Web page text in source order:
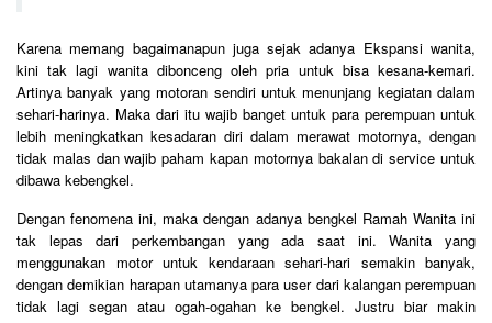
Karena memang bagaimanapun juga sejak adanya Ekspansi wanita,
kini tak lagi wanita dibonceng oleh pria untuk bisa kesana-kemari.
Artinya banyak yang motoran sendiri untuk menunjang kegiatan dalam
sehari-harinya. Maka dari itu wajib banget untuk para perempuan untuk
lebih meningkatkan kesadaran diri dalam merawat motornya, dengan
tidak malas dan wajib paham kapan motornya bakalan di service untuk
dibawa kebengkel.
Dengan fenomena ini, maka dengan adanya bengkel Ramah Wanita ini
tak lepas dari perkembangan yang ada saat ini. Wanita yang
menggunakan motor untuk kendaraan sehari-hari semakin banyak,
dengan demikian harapan utamanya para user dari kalangan perempuan
tidak lagi segan atau ogah-ogahan ke bengkel. Justru biar makin